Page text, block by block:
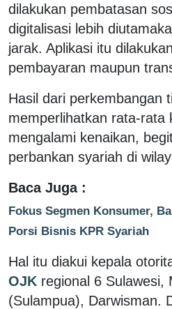
dilakukan pembatasan
digitalisasi lebih
jarak. Aplikasi itu
pembayaran maupun
Hasil dari perkembangan
memperlihatkan rata-rata
mengalami kenaikan,
perbankan syariah di
Baca Juga :
Fokus Segmen Konsumer,
Porsi Bisnis KPR Syariah
Hal itu diakui kepala
OJK regional 6 Sulawesi,
(Sulampua), Darwisman.